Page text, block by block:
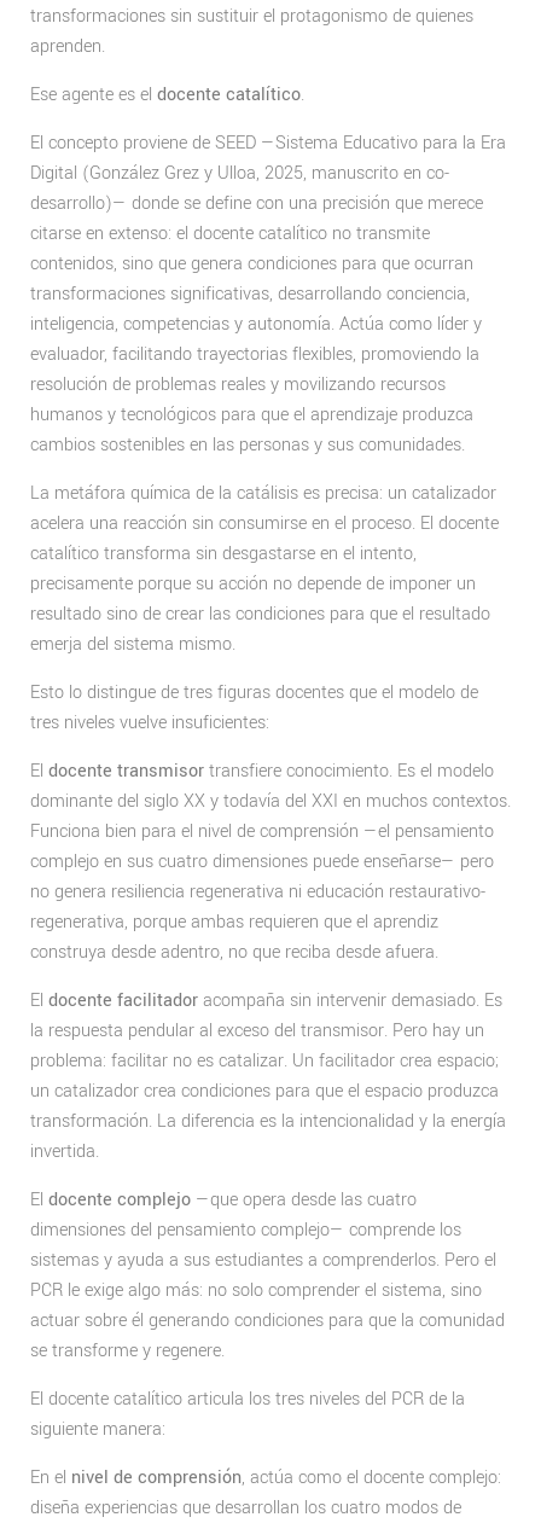
transformaciones sin sustituir el protagonismo de quienes
aprenden.
Ese agente es el docente catalítico.
El concepto proviene de SEED —Sistema Educativo para la Era
Digital (González Grez y Ulloa, 2025, manuscrito en co-
desarrollo)— donde se define con una precisión que merece
citarse en extenso: el docente catalítico no transmite
contenidos, sino que genera condiciones para que ocurran
transformaciones significativas, desarrollando conciencia,
inteligencia, competencias y autonomía. Actúa como líder y
evaluador, facilitando trayectorias flexibles, promoviendo la
resolución de problemas reales y movilizando recursos
humanos y tecnológicos para que el aprendizaje produzca
cambios sostenibles en las personas y sus comunidades.
La metáfora química de la catálisis es precisa: un catalizador
acelera una reacción sin consumirse en el proceso. El docente
catalítico transforma sin desgastarse en el intento,
precisamente porque su acción no depende de imponer un
resultado sino de crear las condiciones para que el resultado
emerja del sistema mismo.
Esto lo distingue de tres figuras docentes que el modelo de
tres niveles vuelve insuficientes:
El docente transmisortransfiere conocimiento. Es el modelo
dominante del siglo XX y todavía del XXI en muchos contextos.
Funciona bien para el nivel de comprensión —el pensamiento
complejo en sus cuatro dimensiones puede enseñarse— pero
no genera resiliencia regenerativa ni educación restaurativo-
regenerativa, porque ambas requieren que el aprendiz
construya desde adentro, no que reciba desde afuera.
El docente facilitadoracompaña sin intervenir demasiado. Es
la respuesta pendular al exceso del transmisor. Pero hay un
problema: facilitar no es catalizar. Un facilitador crea espacio;
un catalizador crea condiciones para que el espacio produzca
transformación. La diferencia es la intencionalidad y la energía
invertida.
El docente complejo —que opera desde las cuatro
dimensiones del pensamiento complejo— comprende los
sistemas y ayuda a sus estudiantes a comprenderlos. Pero el
PCR le exige algo más: no solo comprender el sistema, sino
actuar sobre él generando condiciones para que la comunidad
se transforme y regenere.
El docente catalítico articula los tres niveles del PCR de la
siguiente manera:
En el nivel de comprensión, actúa como el docente complejo:
diseña experiencias que desarrollan los cuatro modos de